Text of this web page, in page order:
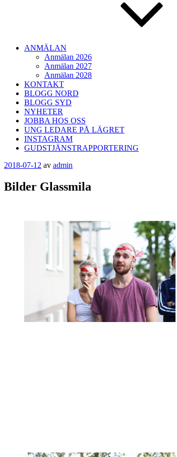
ANMÄLAN
Anmälan 2026
Anmälan 2027
Anmälan 2028
KONTAKT
BLOGG NORD
BLOGG SYD
NYHETER
JOBBA HOS OSS
UNG LEDARE PÅ LÄGRET
INSTAGRAM
GUDSTJÄNSTRAPPORTERING
Publicerat
2018-07-12 av admin
Bilder Glassmila